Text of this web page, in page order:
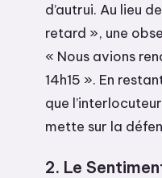
d’autrui. Au lieu
retard », une
« Nous avions
14h15 ». En
que
mette sur la
2. Le